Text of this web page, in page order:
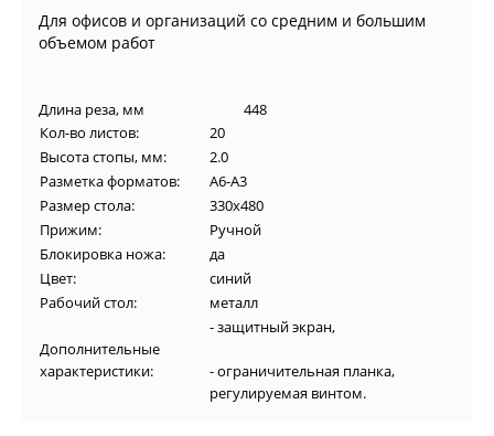
Для офисов и организаций со средним и большим
объемом работ
Длина реза, мм 448
Кол-во листов:
20
Высота стопы, мм:
2.0
Разметка форматов:
A6-A3
Размер стола:
330x480
Прижим:
Ручной
Блокировка ножа:
да
Цвет:
синий
Рабочий стол:
металл
Дополнительные
характеристики:
- защитный экран,
- ограничительная планка,
регулируемая винтом.